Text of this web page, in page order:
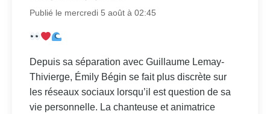
Publié le mercredi 5 août à 02:45
Depuis sa séparation avec Guillaume Lemay-
Thivierge, Émily Bégin se fait plus discrète sur
les réseaux sociaux lorsqu’il est question de sa
vie personnelle. La chanteuse et animatrice